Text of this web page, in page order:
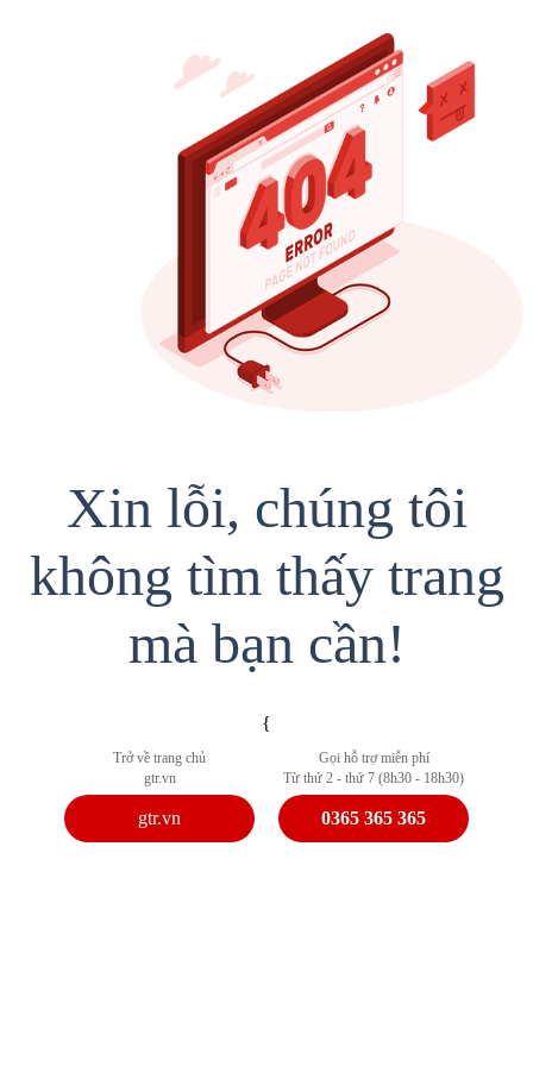
Xin lỗi, chúng tôi
không tìm thấy trang
mà bạn cần!
{
Trở về trang chủ
gtr.vn
gtr.vn
Gọi hỗ trợ miễn phí
Từ thứ 2 - thứ 7 (8h30 - 18h30)
0365 365 365